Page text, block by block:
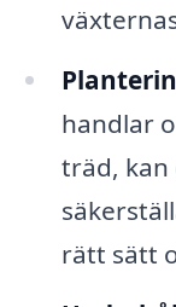
handlar
träd,
rätt sätt